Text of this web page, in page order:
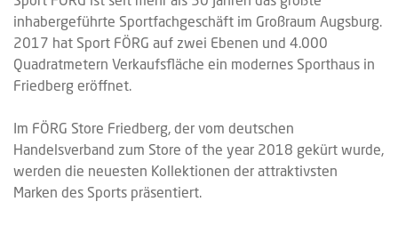
inhabergeführte Sportfachgeschäft im Großraum Augsburg.
2017 hat Sport FÖRG auf zwei Ebenen und 4.000
Quadratmetern Verkaufsfläche ein modernes Sporthaus in
Friedberg eröffnet.
Im FÖRG Store Friedberg, der vom deutschen
Handelsverband zum Store of the year 2018 gekürt wurde,
werden die neuesten Kollektionen der attraktivsten
Marken des Sports präsentiert.